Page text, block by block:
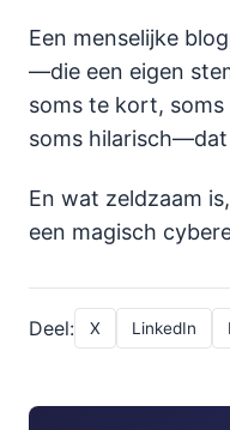
Een menselijke
—die een eigen
soms te kort,
soms hilarisch—dat
En wat zeldzaam
een magisch
Deel: X LinkedIn